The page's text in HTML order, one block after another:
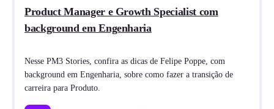
Product Manager e Growth Specialist com
background em Engenharia
Nesse PM3 Stories, confira as dicas de Felipe Poppe, com
background em Engenharia, sobre como fazer a transição de
carreira para Produto.